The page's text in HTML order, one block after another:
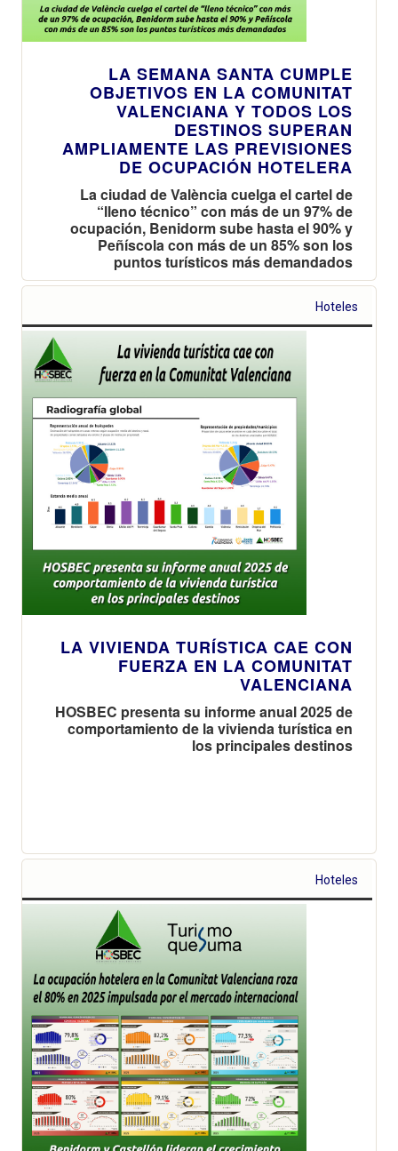
LA SEMANA SANTA CUMPLE
OBJETIVOS EN LA COMUNITAT
VALENCIANA Y TODOS LOS
DESTINOS SUPERAN
AMPLIAMENTE LAS PREVISIONES
DE OCUPACIÓN HOTELERA
La ciudad de València cuelga el cartel de
“lleno técnico” con más de un 97% de
ocupación, Benidorm sube hasta el 90% y
Peñíscola con más de un 85% son los
puntos turísticos más demandados
Hoteles
LA VIVIENDA TURÍSTICA CAE CON
FUERZA EN LA COMUNITAT
VALENCIANA
HOSBEC presenta su informe anual 2025 de
comportamiento de la vivienda turística en
los principales destinos
Hoteles